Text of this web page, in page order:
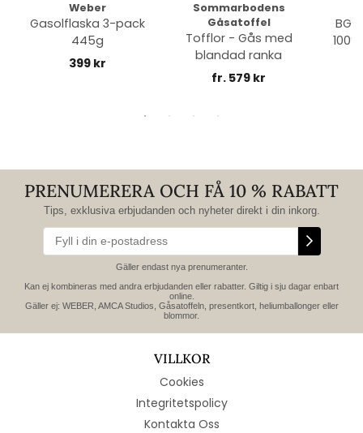
Weber
Gasolflaska 3-pack
445g
399 kr
Sommarbodens
Gåsatoffel
Tofflor - Gås med
blandad ranka
fr. 579 kr
PRENUMERERA OCH FÅ 10 % RABATT
Tips, exklusiva erbjudanden och nyheter direkt i din inkorg.
Gäller endast nya prenumeranter.
Kan ej kombineras med andra erbjudanden eller rabatter. Giltig i sju dagar enbart
online.
Gäller ej: WEBER, AMCA Studios, Gåsatoffeln, presentkort, heliumballonger eller
blommor.
VILLKOR
Cookies
Integritetspolicy
Kontakta Oss